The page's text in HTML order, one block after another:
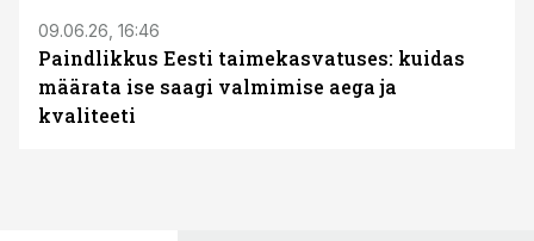
09.06.26, 16:46
Paindlikkus Eesti taimekasvatuses: kuidas
määrata ise saagi valmimise aega ja
kvaliteeti